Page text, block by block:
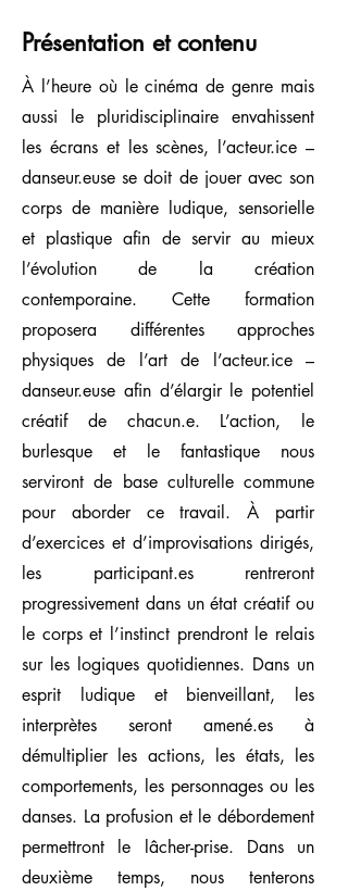
Présentation et contenu
À l’heure où le cinéma de genre mais
aussi le pluridisciplinaire envahissent
les écrans et les scènes, l’acteur.ice –
danseur.euse se doit de jouer avec son
corps de manière ludique, sensorielle
et plastique afin de servir au mieux
l’évolution de la création
contemporaine. Cette formation
proposera différentes approches
physiques de l’art de l’acteur.ice –
danseur.euse afin d’élargir le potentiel
créatif de chacun.e. L’action, le
burlesque et le fantastique nous
serviront de base culturelle commune
pour aborder ce travail. À partir
d’exercices et d’improvisations dirigés,
les participant.es rentreront
progressivement dans un état créatif ou
le corps et l’instinct prendront le relais
sur les logiques quotidiennes. Dans un
esprit ludique et bienveillant, les
interprètes seront amené.es à
démultiplier les actions, les états, les
comportements, les personnages ou les
danses. La profusion et le débordement
permettront le lâcher-prise. Dans un
deuxième temps, nous tenterons